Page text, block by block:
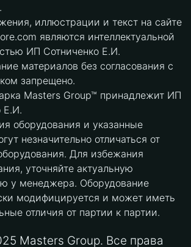
иллюстрации и текст на сайте
являются интеллектуальной
ИП Сотниченко Е.И.
материалов без согласования с
запрещено.
Masters Group™ принадлежит ИП
Е.И.
оборудования и указанные
незначительно отличаться от
Для избежания
уточняйте актуальную
у менеджера. Оборудование
модифицируется и может иметь
отличия от партии к партии.
Masters Group. Все права